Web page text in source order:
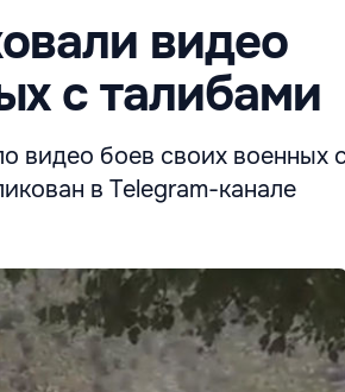
видео
с талибами
видео боев своих военных с
в Telegram-канале